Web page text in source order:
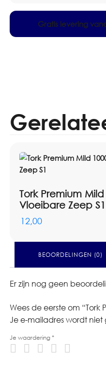
Gratis levering
Tork Premium Mild
Vloeibare Zeep S1
12,00
BEOORDELINGEN (0)
Er zijn nog geen
Wees de eerste om “Tork
Je e-mailadres wordt
Je waardering*